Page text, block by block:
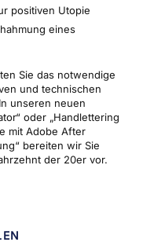
positiven Utopie
eines
Sie das notwendige
und technischen
unseren neuen
oder „Handlettering
mit Adobe After
bereiten wir Sie
der 20er vor.